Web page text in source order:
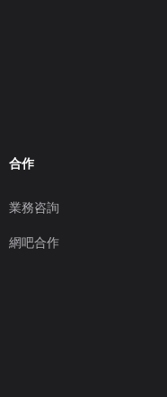
合作
業務咨詢
網吧合作